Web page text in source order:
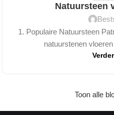
Natuursteen
1. Populaire Natuursteen
natuurstenen
Toon alle